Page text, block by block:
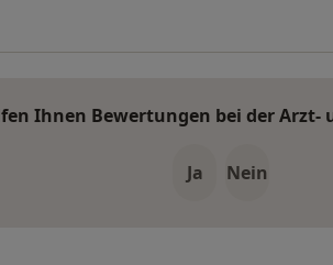
Ihnen Bewertungen bei der Arzt-
Ja Nein